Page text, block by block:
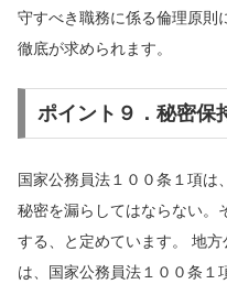
守すべき職務に係る倫理原則
徹底が求められます。
ポイント９．秘密保
国家公務員法１００条１項は
秘密を漏らしてはならない。
する、と定めています。 地
は、国家公務員法１００条１